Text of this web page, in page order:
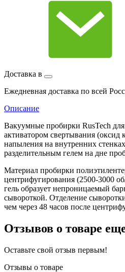
Доставка в
Ежедневная доставка по всей
Описание
Вакуумные пробирки RusTech
активатором свертывания (оксид
напыления на внутренних
разделительным гелем на дне
Материал пробирки
центрифугирования (2500-3000
гель образует непроницаемый
сывороткой. Отделение
чем через 48 часов после
Отзывов о товаре
Оставьте свой отзыв первым!
Отзывы о товаре